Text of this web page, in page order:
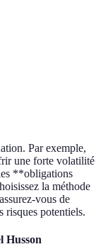
Par exemple,
une forte volatilité
**obligations
la méthode
vous de
risques potentiels.
Husson